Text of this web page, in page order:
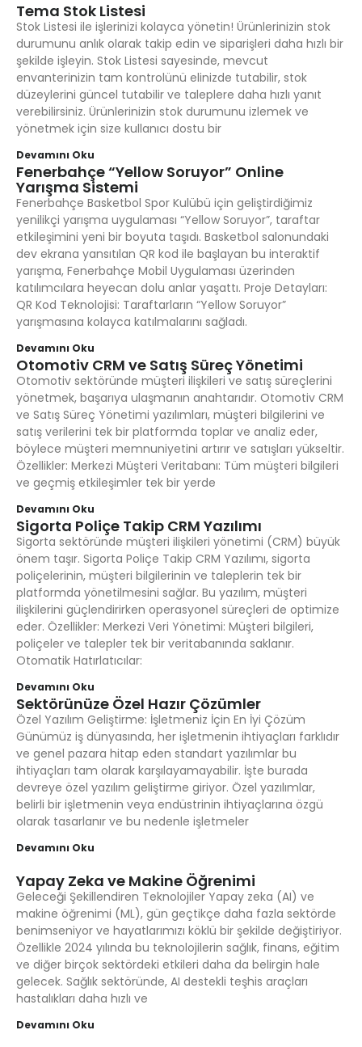
Tema Stok Listesi
Stok Listesi ile işlerinizi kolayca yönetin! Ürünlerinizin stok
durumunu anlık olarak takip edin ve siparişleri daha hızlı bir
şekilde işleyin. Stok Listesi sayesinde, mevcut
envanterinizin tam kontrolünü elinizde tutabilir, stok
düzeylerini güncel tutabilir ve taleplere daha hızlı yanıt
verebilirsiniz. Ürünlerinizin stok durumunu izlemek ve
yönetmek için size kullanıcı dostu bir
Devamını Oku
Fenerbahçe “Yellow Soruyor” Online
Yarışma Sistemi
Fenerbahçe Basketbol Spor Kulübü için geliştirdiğimiz
yenilikçi yarışma uygulaması “Yellow Soruyor”, taraftar
etkileşimini yeni bir boyuta taşıdı. Basketbol salonundaki
dev ekrana yansıtılan QR kod ile başlayan bu interaktif
yarışma, Fenerbahçe Mobil Uygulaması üzerinden
katılımcılara heyecan dolu anlar yaşattı. Proje Detayları:
QR Kod Teknolojisi: Taraftarların “Yellow Soruyor”
yarışmasına kolayca katılmalarını sağladı.
Devamını Oku
Otomotiv CRM ve Satış Süreç Yönetimi
Otomotiv sektöründe müşteri ilişkileri ve satış süreçlerini
yönetmek, başarıya ulaşmanın anahtarıdır. Otomotiv CRM
ve Satış Süreç Yönetimi yazılımları, müşteri bilgilerini ve
satış verilerini tek bir platformda toplar ve analiz eder,
böylece müşteri memnuniyetini artırır ve satışları yükseltir.
Özellikler: Merkezi Müşteri Veritabanı: Tüm müşteri bilgileri
ve geçmiş etkileşimler tek bir yerde
Devamını Oku
Sigorta Poliçe Takip CRM Yazılımı
Sigorta sektöründe müşteri ilişkileri yönetimi (CRM) büyük
önem taşır. Sigorta Poliçe Takip CRM Yazılımı, sigorta
poliçelerinin, müşteri bilgilerinin ve taleplerin tek bir
platformda yönetilmesini sağlar. Bu yazılım, müşteri
ilişkilerini güçlendirirken operasyonel süreçleri de optimize
eder. Özellikler: Merkezi Veri Yönetimi: Müşteri bilgileri,
poliçeler ve talepler tek bir veritabanında saklanır.
Otomatik Hatırlatıcılar:
Devamını Oku
Sektörünüze Özel Hazır Çözümler
Özel Yazılım Geliştirme: İşletmeniz İçin En İyi Çözüm
Günümüz iş dünyasında, her işletmenin ihtiyaçları farklıdır
ve genel pazara hitap eden standart yazılımlar bu
ihtiyaçları tam olarak karşılayamayabilir. İşte burada
devreye özel yazılım geliştirme giriyor. Özel yazılımlar,
belirli bir işletmenin veya endüstrinin ihtiyaçlarına özgü
olarak tasarlanır ve bu nedenle işletmeler
Devamını Oku
Yapay Zeka ve Makine Öğrenimi
Geleceği Şekillendiren Teknolojiler Yapay zeka (AI) ve
makine öğrenimi (ML), gün geçtikçe daha fazla sektörde
benimseniyor ve hayatlarımızı köklü bir şekilde değiştiriyor.
Özellikle 2024 yılında bu teknolojilerin sağlık, finans, eğitim
ve diğer birçok sektördeki etkileri daha da belirgin hale
gelecek. Sağlık sektöründe, AI destekli teşhis araçları
hastalıkları daha hızlı ve
Devamını Oku